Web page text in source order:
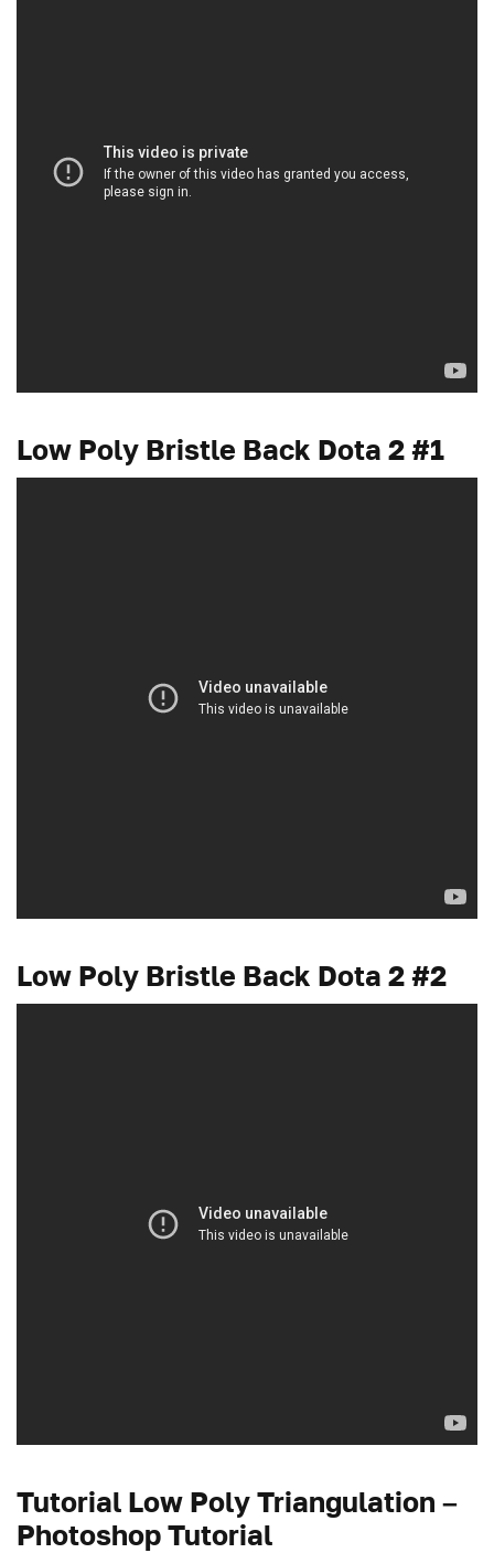
Low Poly Bristle Back Dota 2 #1
Low Poly Bristle Back Dota 2 #2
Tutorial Low Poly Triangulation –
Photoshop Tutorial